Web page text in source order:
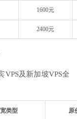
1600元
2400元
VPS及新加坡VPS全
类型 原